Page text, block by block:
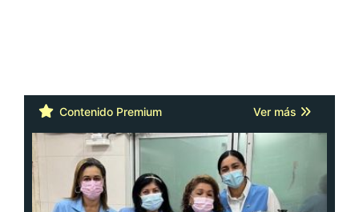
Contenido Premium Ver más